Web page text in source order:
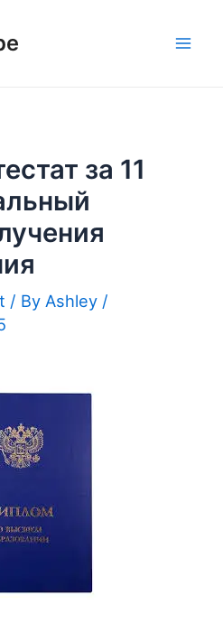
за 11
/ By Ashley /